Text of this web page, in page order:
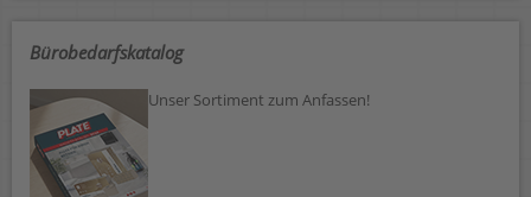
Bürobedarfskatalog
Unser Sortiment zum Anfassen!